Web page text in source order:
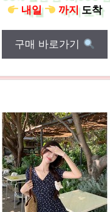
내일
까지도착
구매 바로가기